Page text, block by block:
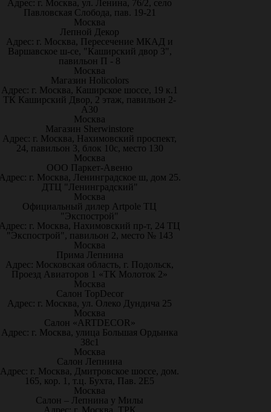
Адрес: г. Москва, ул. Ленина, 76/2, село
Павловская Слобода, пав. 19-21
Москва
Лепной Декор
Адрес: г. Москва, Пересечение МКАД и
Варшавское ш-се, "Каширский двор 3",
павильон П - 8
Москва
Магазин Holicolors
Адрес: г. Москва, Каширское шоссе, 19 к.1
ТК Каширский Двор, 2 этаж, павильон 2-
А30
Москва
Магазин Sherwinstore
Адрес: г. Москва, Нахимовский проспект,
24, павильон 3, блок 10с, место 130
Москва
ООО Паркет-Авeню
г. Москва, Ленинградское ш, дом 25.
ДТЦ "Ленинградский"
Москва
Официальный дилер Artpole ТЦ
"Экспострой"
г. Москва, Нахимовский пр-т, 24 ТЦ
"Экспострой", павильон 2, место № 143
Москва
Прима Лепнина
Адрес: Московская область, г. Подольск,
Проезд Авиаторов 1 «ТК Молоток 2»
Москва
Салон TopDecor
Адрес: г. Москва, ул. Олеко Дундича 25
Москва
Салон «ARTDECOR»
Адрес: г. Москва, улица Большая Ордынка
38с1
Москва
Салон Лепнина
Адрес: г. Москва, Дмитровское шоссе, дом.
165, кор. 1, т.ц. Бухта, Пав. 2Е5
Москва
Салон – Лепнина у Милы
Адрес: г. Москва, ТРК